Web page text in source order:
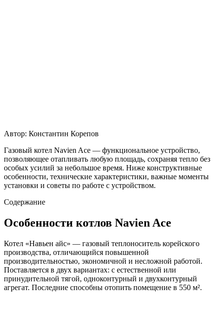
Автор: Константин Корепов
Газовый котел Navien Ace — функциональное устройство,
позволяющее отапливать любую площадь, сохраняя тепло без
особых усилий за небольшое время. Ниже конструктивные
особенности, технические характеристики, важные моменты
установки и советы по работе с устройством.
Содержание
Особенности котлов Navien Ace
Котел «Навьен айс» — газовый теплоноситель корейского
производства, отличающийся повышенной
производительностью, экономичной и несложной работой.
Поставляется в двух вариантах: с естественной или
принудительной тягой, одноконтурный и двухконтурный
агрегат. Последние способны отопить помещение в 550 м².